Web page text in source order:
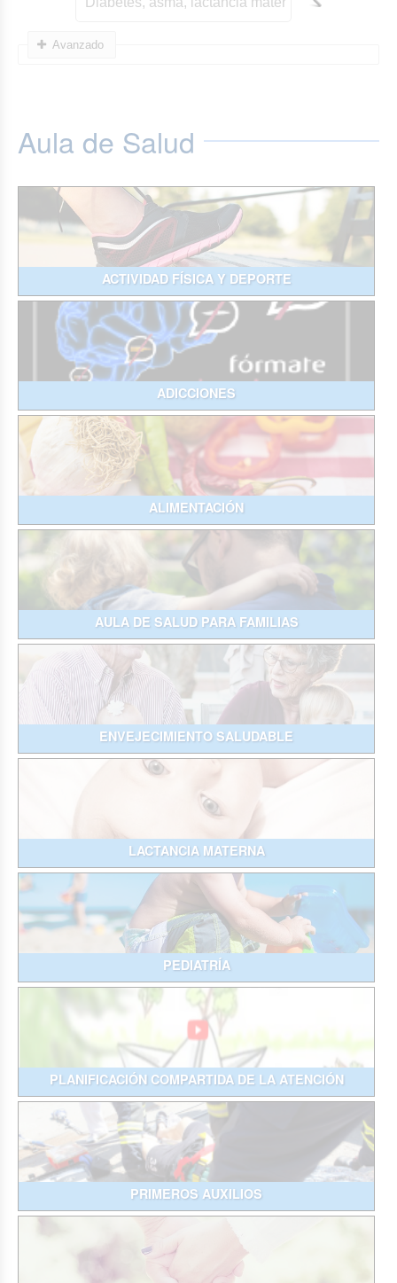
Avanzado
Aula de Salud
ACTIVIDAD FÍSICA Y DEPORTE
ADICCIONES
ALIMENTACIÓN
AULA DE SALUD PARA FAMILIAS
ENVEJECIMIENTO SALUDABLE
LACTANCIA MATERNA
PEDIATRÍA
PLANIFICACIÓN COMPARTIDA DE LA ATENCIÓN
PRIMEROS AUXILIOS